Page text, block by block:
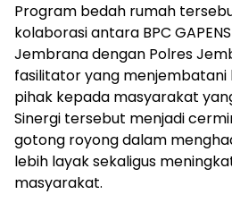
Program bedah rumah
kolaborasi antara BPC
Jembrana dengan Polres
fasilitator yang menjembatani
pihak kepada masyarakat
Sinergi tersebut menjadi
gotong royong dalam
lebih layak sekaligus
masyarakat.